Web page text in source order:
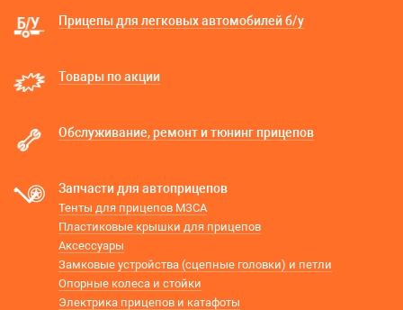
Прицепы для легковых автомобилей б/у
Товары по акции
Обслуживание, ремонт и тюнинг прицепов
Запчасти для автоприцепов
Тенты для прицепов МЗСА
Пластиковые крышки для прицепов
Аксессуары
Замковые устройства (сцепные головки) и петли
Опорные колеса и стойки
Электрика прицепов и катафоты